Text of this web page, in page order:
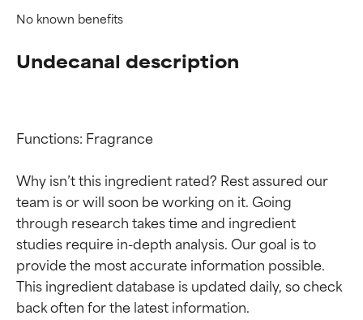
No known benefits
Undecanal description
Functions: Fragrance
Why isn’t this ingredient rated? Rest assured our
team is or will soon be working on it. Going
through research takes time and ingredient
studies require in-depth analysis. Our goal is to
provide the most accurate information possible.
This ingredient database is updated daily, so check
Beoordelingen van
Beoordelingen van